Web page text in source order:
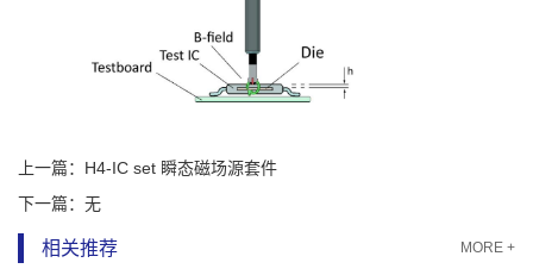
上一篇： H4-IC set 瞬态磁场源套件
下一篇： 无
相关推荐 MORE +